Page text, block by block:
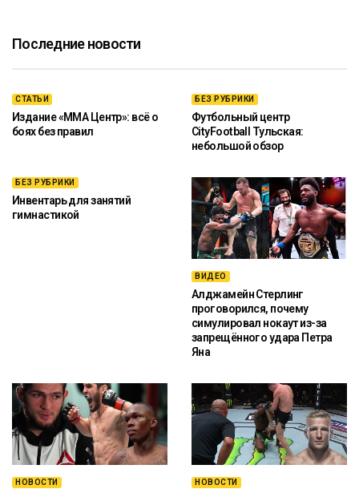
Последние новости
СТАТЬИ
Издание «ММА Центр»: всё о
боях без правил
БЕЗ РУБРИКИ
Футбольный центр
CityFootball Тульская:
небольшой обзор
БЕЗ РУБРИКИ
Инвентарь для занятий
гимнастикой
ВИДЕО
Алджамейн Стерлинг
проговорился, почему
симулировал нокаут из-за
запрещённого удара Петра
Яна
НОВОСТИ НОВОСТИ